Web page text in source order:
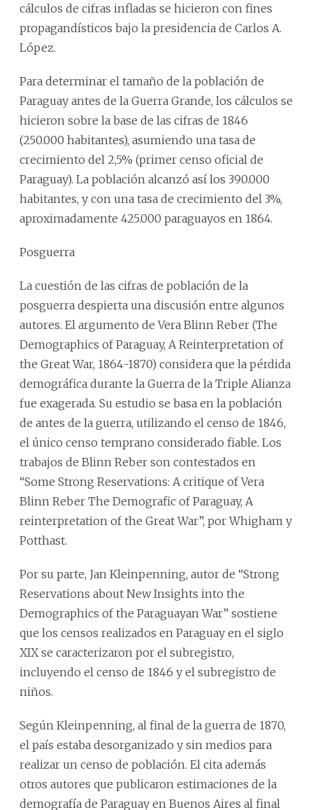
cálculos de cifras infladas se hicieron con fines
propagandísticos bajo la presidencia de Carlos A.
López.
Para determinar el tamaño de la población de
Paraguay antes de la Guerra Grande, los cálculos se
hicieron sobre la base de las cifras de 1846
(250.000 habitantes), asumiendo una tasa de
crecimiento del 2,5% (primer censo oficial de
Paraguay). La población alcanzó así los 390.000
habitantes, y con una tasa de crecimiento del 3%,
aproximadamente 425.000 paraguayos en 1864.
Posguerra
La cuestión de las cifras de población de la
posguerra despierta una discusión entre algunos
autores. El argumento de Vera Blinn Reber (The
Demographics of Paraguay, A Reinterpretation of
the Great War, 1864-1870) considera que la pérdida
demográfica durante la Guerra de la Triple Alianza
fue exagerada. Su estudio se basa en la población
de antes de la guerra, utilizando el censo de 1846,
el único censo temprano considerado fiable. Los
trabajos de Blinn Reber son contestados en
“Some Strong Reservations: A critique of Vera
Blinn Reber The Demografic of Paraguay, A
reinterpretation of the Great War”, por Whigham y
Potthast.
Por su parte, Jan Kleinpenning, autor de “Strong
Reservations about New Insights into the
Demographics of the Paraguayan War” sostiene
que los censos realizados en Paraguay en el siglo
XIX se caracterizaron por el subregistro,
incluyendo el censo de 1846 y el subregistro de
niños.
Según Kleinpenning, al final de la guerra de 1870,
el país estaba desorganizado y sin medios para
realizar un censo de población. El cita además
otros autores que publicaron estimaciones de la
demografía de Paraguay en Buenos Aires al final